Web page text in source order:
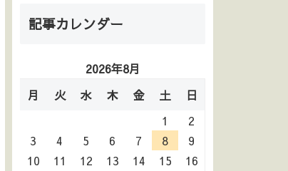
記事カレンダー
2026年8月
月
火 水 木 金 土
日
1
2
3
4 5 6 7 8
9
10
11 12 13 14 15
16